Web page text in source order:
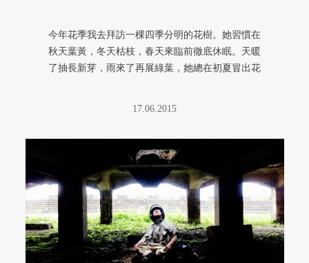
今年花季我去拜訪一棵四季分明的花樹。她習慣在
秋天葉黃，冬天枯枝，春天來臨前徹底休眠。天暖
了抽長新芽，雨來了再展綠葉，她總在初夏冒出花
17.06.2015